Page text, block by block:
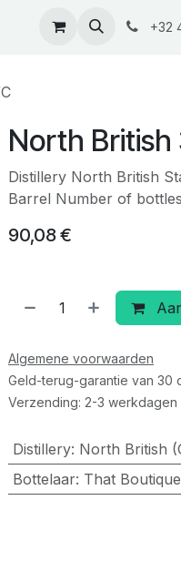
+32
North
Distillery North British
Barrel Number of
90,08€
Algemene voorwaarden
Geld-terug-garantie van 30
Verzending: 2-3 werkdagen
Distillery: North British
Bottelaar: That